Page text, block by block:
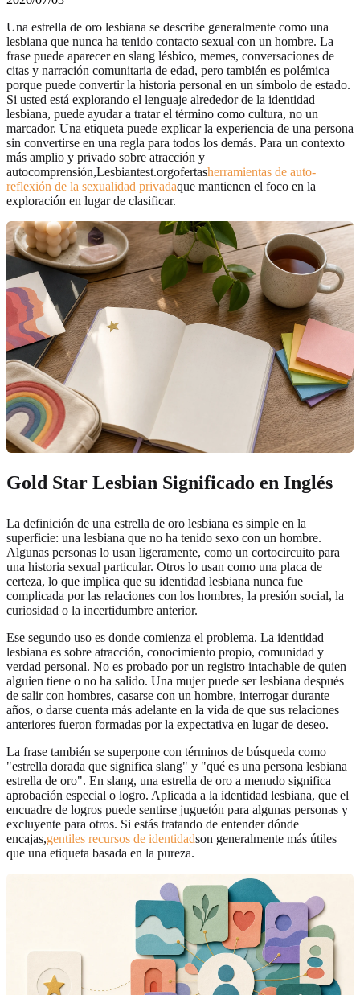
Una estrella de oro lesbiana se describe generalmente como una
lesbiana que nunca ha tenido contacto sexual con un hombre. La
frase puede aparecer en slang lésbico, memes, conversaciones de
citas y narración comunitaria de edad, pero también es polémica
porque puede convertir la historia personal en un símbolo de estado.
Si usted está explorando el lenguaje alrededor de la identidad
lesbiana, puede ayudar a tratar el término como cultura, no un
marcador. Una etiqueta puede explicar la experiencia de una persona
sin convertirse en una regla para todos los demás. Para un contexto
más amplio y privado sobre atracción y
autocomprensión,Lesbiantest.orgofertasherramientas de auto-
reflexión de la sexualidad privadaque mantienen el foco en la
exploración en lugar de clasificar.
Gold Star Lesbian Significado en Inglés
La definición de una estrella de oro lesbiana es simple en la
superficie: una lesbiana que no ha tenido sexo con un hombre.
Algunas personas lo usan ligeramente, como un cortocircuito para
una historia sexual particular. Otros lo usan como una placa de
certeza, lo que implica que su identidad lesbiana nunca fue
complicada por las relaciones con los hombres, la presión social, la
curiosidad o la incertidumbre anterior.
Ese segundo uso es donde comienza el problema. La identidad
lesbiana es sobre atracción, conocimiento propio, comunidad y
verdad personal. No es probado por un registro intachable de quien
alguien tiene o no ha salido. Una mujer puede ser lesbiana después
de salir con hombres, casarse con un hombre, interrogar durante
años, o darse cuenta más adelante en la vida de que sus relaciones
anteriores fueron formadas por la expectativa en lugar de deseo.
La frase también se superpone con términos de búsqueda como
"estrella dorada que significa slang" y "qué es una persona lesbiana
estrella de oro". En slang, una estrella de oro a menudo significa
aprobación especial o logro. Aplicada a la identidad lesbiana, que el
encuadre de logros puede sentirse juguetón para algunas personas y
excluyente para otros. Si estás tratando de entender dónde
encajas,gentiles recursos de identidadson generalmente más útiles
que una etiqueta basada en la pureza.